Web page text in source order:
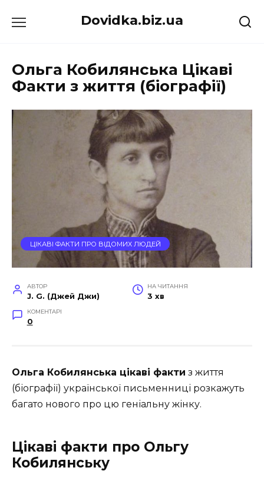
до
Dovidka.biz.ua
Ольга Кобилянська Цікаві
Факти з життя (біографії)
ЦІКАВІ ФАКТИ ПРО ВІДОМИХ ЛЮДЕЙ
АВТОР
J. G. (Джей Джи)
НА ЧИТАННЯ
3 хв
КОМЕНТАРІ
0
Ольга Кобилянська цікаві факти з життя
(біографії) української письменниці розкажуть
багато нового про цю геніальну жінку.
Цікаві факти про Ольгу
Кобилянську